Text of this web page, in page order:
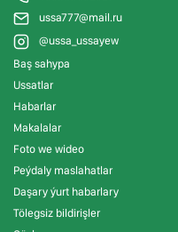
ussa777@mail.ru
@ussa_ussayew
Baş sahypa
Ussatlar
Habarlar
Makalalar
Foto we wideo
Peýdaly maslahatlar
Daşary ýurt habarlary
Tölegsiz bildirişler